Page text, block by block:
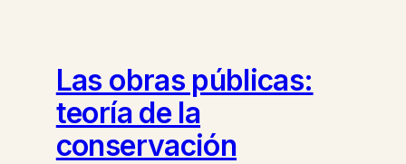
Las obras públicas:
teoría de la
conservación